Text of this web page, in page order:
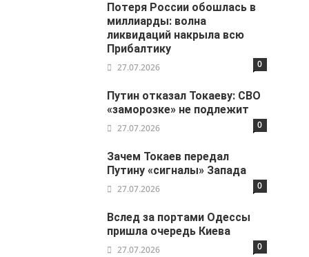
Потеря России обошлась в
миллиарды: волна
ликвидаций накрыла всю
Прибалтику
27.07.2026 0
Путин отказал Токаеву: СВО
«заморозке» не подлежит
27.07.2026 0
Зачем Токаев передал
Путину «сигналы» Запада
27.07.2026 0
Вслед за портами Одессы
пришла очередь Киева
27.07.2026 0